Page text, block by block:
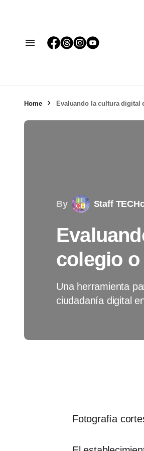
Home Evaluando la cultura digital
By Staff
colegio
Una herramienta
ciudadanía digital
Fotografía